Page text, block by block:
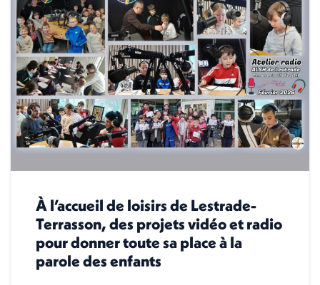
À l’accueil de loisirs de Lestrade-
Terrasson, des projets vidéo et radio
pour donner toute sa place à la
parole des enfants